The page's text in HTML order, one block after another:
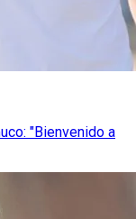
"Bienvenido a